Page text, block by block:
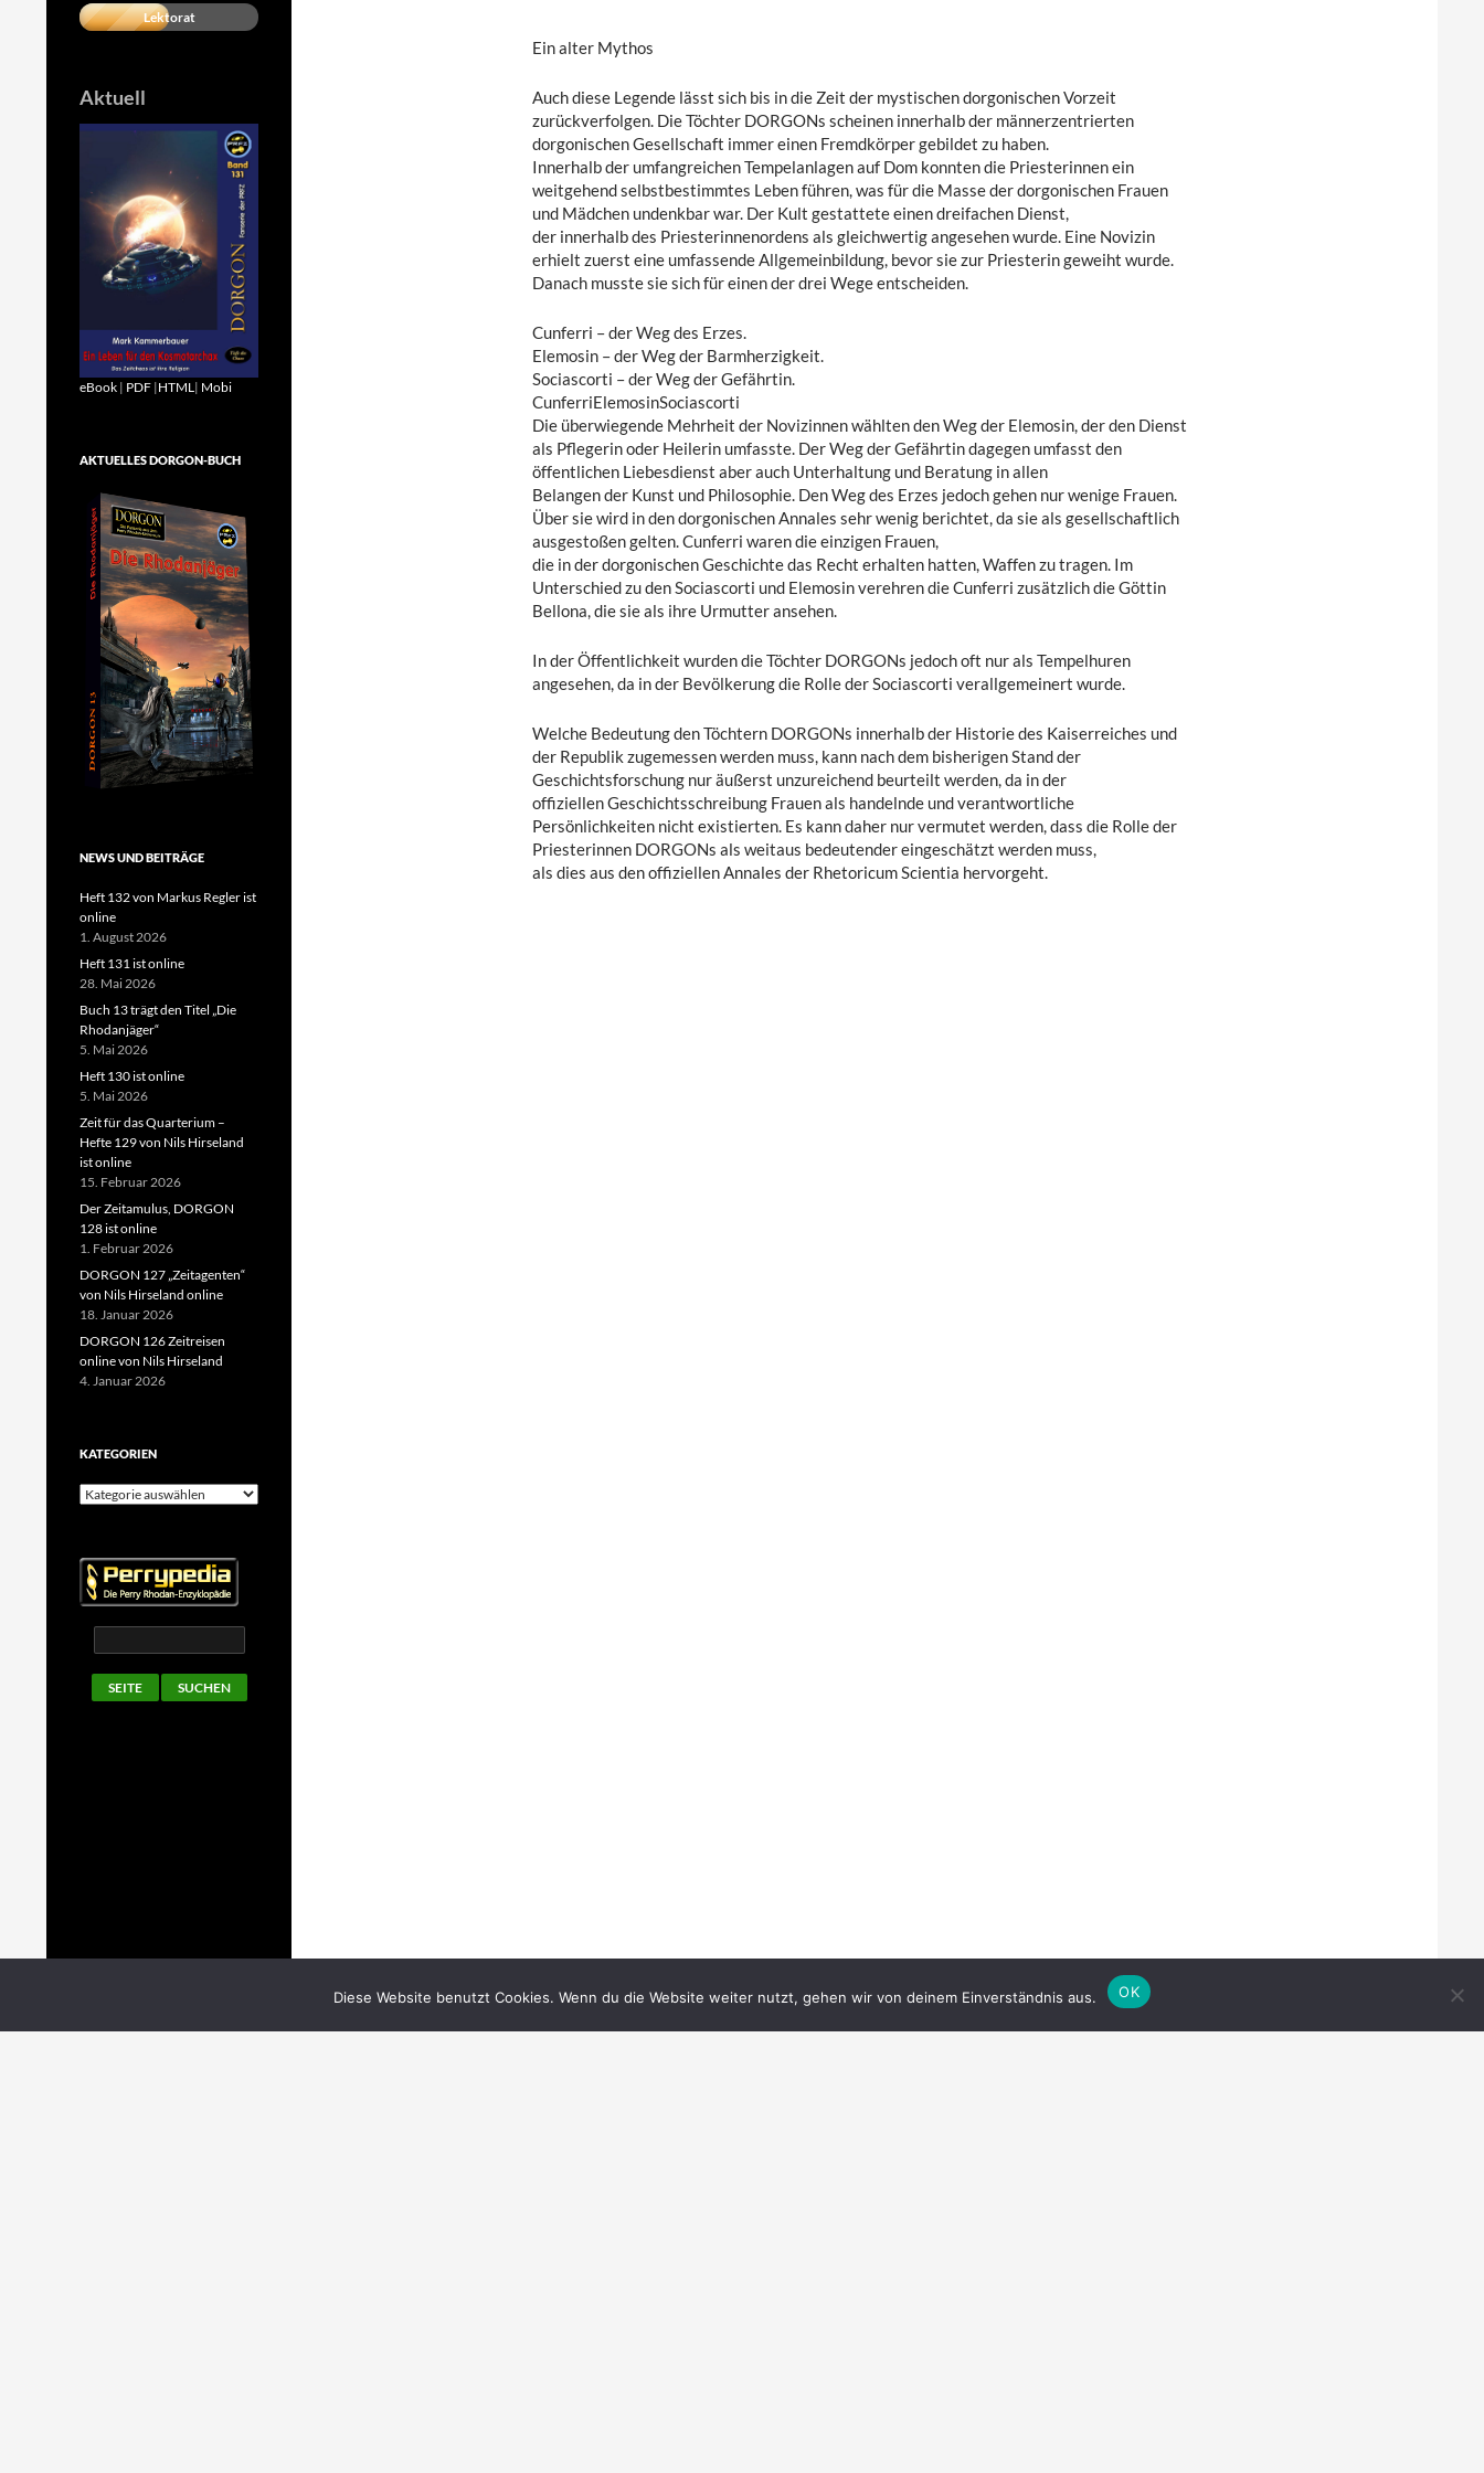
Ein alter Mythos
Auch diese Legende lässt sich bis in die Zeit der mystischen dorgonischen Vorzeit
zurückverfolgen. Die Töchter DORGONs scheinen innerhalb der männerzentrierten
dorgonischen Gesellschaft immer einen Fremdkörper gebildet zu haben.
Innerhalb der umfangreichen Tempelanlagen auf Dom konnten die Priesterinnen ein
weitgehend selbstbestimmtes Leben führen, was für die Masse der dorgonischen Frauen
und Mädchen undenkbar war. Der Kult gestattete einen dreifachen Dienst,
der innerhalb des Priesterinnenordens als gleichwertig angesehen wurde. Eine Novizin
erhielt zuerst eine umfassende Allgemeinbildung, bevor sie zur Priesterin geweiht wurde.
Danach musste sie sich für einen der drei Wege entscheiden.
Cunferri – der Weg des Erzes.
Elemosin – der Weg der Barmherzigkeit.
Sociascorti – der Weg der Gefährtin.
CunferriElemosinSociascorti
Die überwiegende Mehrheit der Novizinnen wählten den Weg der Elemosin, der den Dienst
als Pflegerin oder Heilerin umfasste. Der Weg der Gefährtin dagegen umfasst den
öffentlichen Liebesdienst aber auch Unterhaltung und Beratung in allen
Belangen der Kunst und Philosophie. Den Weg des Erzes jedoch gehen nur wenige Frauen.
Über sie wird in den dorgonischen Annales sehr wenig berichtet, da sie als gesellschaftlich
ausgestoßen gelten. Cunferri waren die einzigen Frauen,
die in der dorgonischen Geschichte das Recht erhalten hatten, Waffen zu tragen. Im
Unterschied zu den Sociascorti und Elemosin verehren die Cunferri zusätzlich die Göttin
Bellona, die sie als ihre Urmutter ansehen.
In der Öffentlichkeit wurden die Töchter DORGONs jedoch oft nur als Tempelhuren
angesehen, da in der Bevölkerung die Rolle der Sociascorti verallgemeinert wurde.
Welche Bedeutung den Töchtern DORGONs innerhalb der Historie des Kaiserreiches und
der Republik zugemessen werden muss, kann nach dem bisherigen Stand der
Geschichtsforschung nur äußerst unzureichend beurteilt werden, da in der
offiziellen Geschichtsschreibung Frauen als handelnde und verantwortliche
Persönlichkeiten nicht existierten. Es kann daher nur vermutet werden, dass die Rolle der
Priesterinnen DORGONs als weitaus bedeutender eingeschätzt werden muss,
als dies aus den offiziellen Annales der Rhetoricum Scientia hervorgeht.
Lektorat
Aktuell
eBook | PDF |HTML | Mobi
AKTUELLES DORGON-BUCH
NEWS UND BEITRÄGE
Heft 132 von Markus Regler ist
online
1. August 2026
Heft 131 ist online
28. Mai 2026
Buch 13 trägt den Titel „Die
Rhodanjäger“
5. Mai 2026
Heft 130 ist online
5. Mai 2026
Zeit für das Quarterium –
Hefte 129 von Nils Hirseland
ist online
15. Februar 2026
Der Zeitamulus, DORGON
128 ist online
1. Februar 2026
DORGON 127 „Zeitagenten“
von Nils Hirseland online
18. Januar 2026
DORGON 126 Zeitreisen
online von Nils Hirseland
4. Januar 2026
KATEGORIEN
Kategorien
Diese Website benutzt Cookies. Wenn du die Website weiter nutzt, gehen wir von deinem Einverständnis aus. OK